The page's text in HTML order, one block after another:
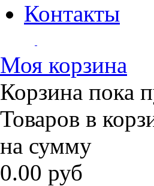
Контакты
Моя корзина
Корзина пока
Товаров в
на сумму
0.00 руб